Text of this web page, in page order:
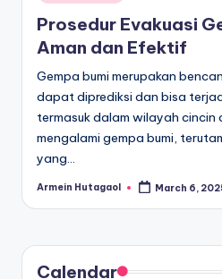
in
Prosedur Evakuasi
Aman dan Efektif
Gempa bumi merupakan
dapat diprediksi dan bisa
termasuk dalam wilayah cincin
mengalami gempa bumi,
yang…
Posted
Armein Hutagaol March 6,
Calendar